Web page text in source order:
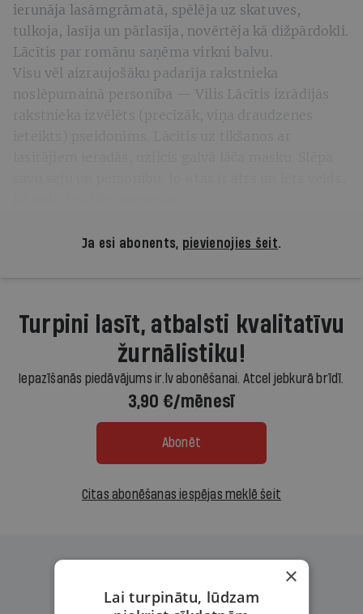
ierunāja lasāmgrāmatā, spēlēja uz skatuves,
tulkoja, lasīja un pārlasīja, novērtēja kā dižpārdokli.
Lācītis par romānu saņēma virkni balvu.
Visu vēl aizraujošāku padarīja rakstnieka
noslēpumainā personība — Vilis Lācītis izrādījās
rakstnieka izvēlēts (precīzāk, viņa draudzenes
Ja esi abonents, pievienojies šeit.
Turpini lasīt, atbalsti kvalitatīvu
žurnālistiku!
Iepazīšanās piedāvājums ir.lv abonēšanai. Atcel jebkurā brīdī.
3,90 €/mēnesī
Abonēt
Citas abonēšanas iespējas meklē šeit
×
Lai turpinātu, lūdzam